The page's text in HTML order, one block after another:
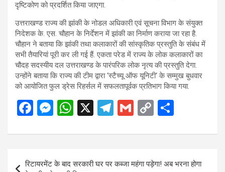
दृष्टिकोण को प्रदर्शित किया जाएगा.
उत्तराखण्ड राज्य की झांकी के नोडल अधिकारी एवं सूचना विभाग के संयुक्त
निदेशक के. एस. चौहान के निर्देशन में झांकी का निर्माण कराया जा रहा है.
चौहान ने बताया कि झांकी तथा कलाकारों की सांस्कृतिक प्रस्तुति के संबंध में
सभी तैयारियां पूरी कर ली गई हैं. एकता परेड में राज्य के लोक कलाकारों का
चौदह सदस्यीय दल उत्तराखण्ड के पारंपरिक लोक नृत्य की प्रस्तुति देगा.
उन्होंने बताया कि राज्य की टीम द्वारा ‘स्टैच्यू ऑफ यूनिटी‘ के सम्मुख बुधवार
को आयोजित फुल ड्रेस रिहर्सल में सफलतापूर्वक प्रतिभाग किया गया.
F
ce
M
se
n
W
at
X
T
e
G
ail
C
py
Li
ar
Post
रिटायरमेंट के बाद सरकारी घर पर कब्जा महंगा पड़ेगा! अब भरना होगा